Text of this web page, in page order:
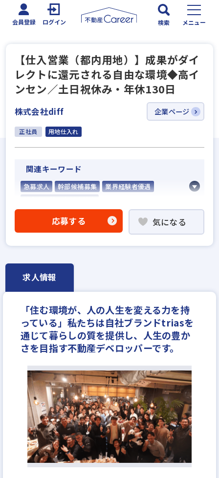
会員登録 ログイン 検索 メニュー
【仕入営業（都内用地）】成果がダイ
レクトに還元される自由な環境◆高イ
ンセン／土日祝休み・年休130日
株式会社diff 企業ページ
正社員 用地仕入れ
関連キーワード
急募求人 幹部候補募集
業界経験者優遇
業界未経験歓迎
成果給が充実
固定給25万円以上
残業少ない
平均年齢20代
完全週休2日
年間休日120日以上
年収200万円
年収250万円
年収300万円
年収350万円
年収400万円
年収450万円
年収500万円
年収550万円
年収600万円
年収700万円
月給～20万円
月給23万円
月給25万円
応募する 気になる
求人情報
「住む環境が、人の人生を変える力を持
っている」――私たちは自社ブランドtriasを
通じて暮らしの質を提供し、人生の豊か
さを目指す不動産デベロッパーです。